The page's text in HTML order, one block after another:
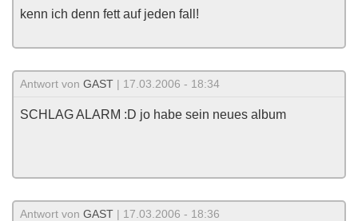
kenn ich denn fett auf jeden fall!
Antwort von GAST | 17.03.2006 - 18:34
SCHLAG ALARM :D jo habe sein neues album
Antwort von GAST | 17.03.2006 - 18:36